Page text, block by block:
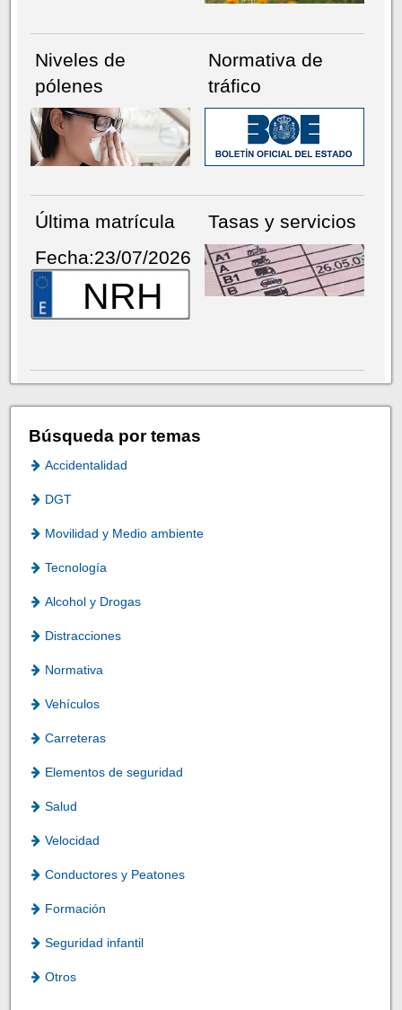
Niveles de
pólenes
Normativa de
tráfico
Última matrícula
Fecha:23/07/2026
NRH
Tasas y servicios
Búsqueda por temas
Accidentalidad
DGT
Movilidad y Medio ambiente
Tecnología
Alcohol y Drogas
Distracciones
Normativa
Vehículos
Carreteras
Elementos de seguridad
Salud
Velocidad
Conductores y Peatones
Formación
Seguridad infantil
Otros